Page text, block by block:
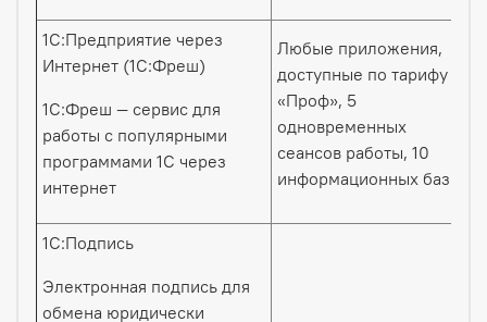
1С:Предприятие через
Интернет (1С:Фреш)
1С:Фреш — сервис для
работы с популярными
программами 1С через
интернет
Любые приложения,
доступные по тарифу
«Проф», 5
одновременных
сеансов работы, 10
информационных баз
1С:Подпись
Электронная подпись для
обмена юридически